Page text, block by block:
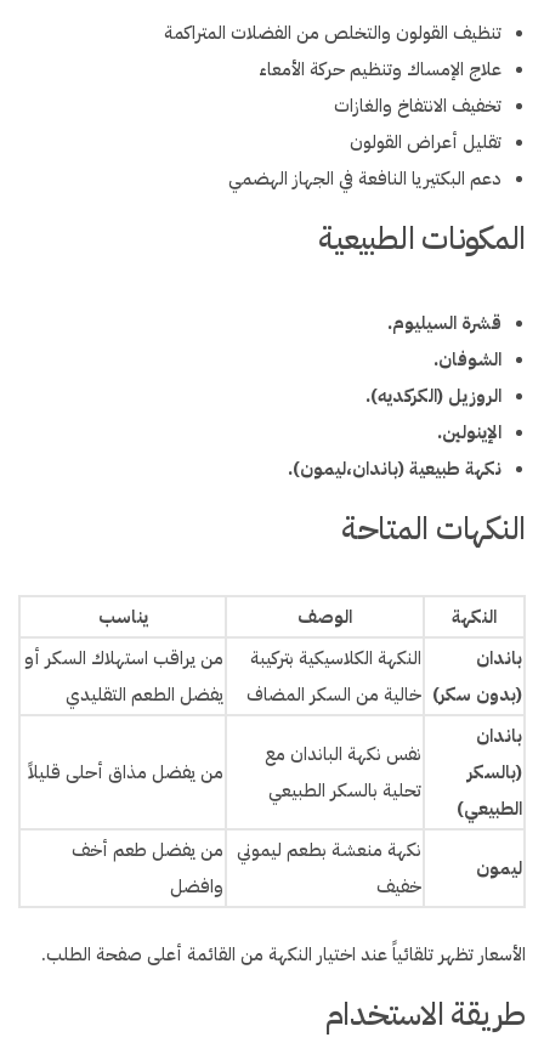
تنظيف القولون والتخلص من الفضلات المتراكمة
علاج الإمساك وتنظيم حركة الأمعاء
تخفيف الانتفاخ والغازات
تقليل أعراض القولون
دعم البكتيريا النافعة في الجهاز الهضمي
المكونات الطبيعية
قشرة السيليوم.
الشوفان.
الروزيل (الكركديه).
الإينولين.
نكهة طبيعية (باندان،ليمون).
النكهات المتاحة
النكهة الوصف
يناسب
باندان
(بدون سكر)
النكهة الكلاسيكية بتركيبة
خالية من السكر المضاف
من يراقب استهلاك السكر أو
يفضل الطعم التقليدي
باندان
(بالسكر
الطبيعي)
نفس نكهة الباندان مع
تحلية بالسكر الطبيعي
من يفضل مذاق أحلى قليلاً
ليمون
نكهة منعشة بطعم ليموني
خفيف
من يفضل طعم أخف
وافضل
الأسعار تظهر تلقائياً عند اختيار النكهة من القائمة أعلى صفحة الطلب.
طريقة الاستخدام